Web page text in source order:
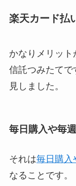
楽天カード払
かなりメリッ
信託つみたてで
見しました。
毎日購入や毎
それは毎日購入
なる ことです。